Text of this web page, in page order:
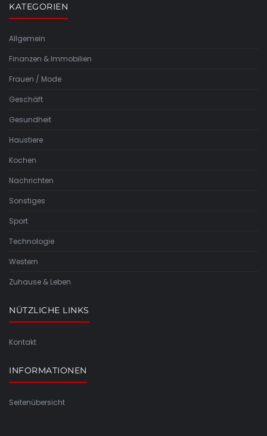
KATEGORIEN
Allgemein
Finanzen & Immobilien
Frauen / Mode
Geschäft
Gesundheit
Haustiere
Kochen
Nachrichten
Sonstiges
Sport
Technologie
Western
Zuhause & Leben
NÜTZLICHE LINKS
Kontakt
INFORMATIONEN
Seitenübersicht